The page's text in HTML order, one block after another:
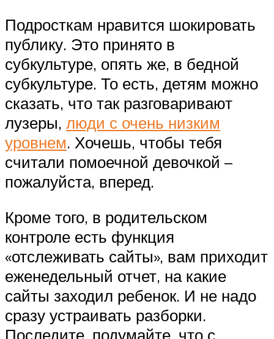
Подросткам нравится шокировать
публику. Это принято в
субкультуре, опять же, в бедной
субкультуре. То есть, детям можно
сказать, что так разговаривают
лузеры, люди с очень низким
уровнем. Хочешь, чтобы тебя
считали помоечной девочкой –
пожалуйста, вперед.
Кроме того, в родительском
контроле есть функция
«отслеживать сайты», вам приходит
еженедельный отчет, на какие
сайты заходил ребенок. И не надо
сразу устраивать разборки.
Последите, подумайте, что с